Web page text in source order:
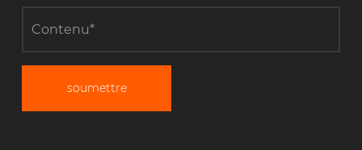
soumettre